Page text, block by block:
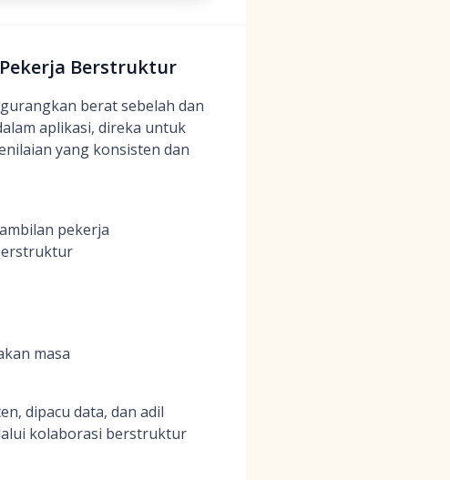
Berstruktur
berat sebelah dan
aplikasi, direka untuk
yang konsisten dan
pekerja
masa
dipacu data, dan adil
kolaborasi berstruktur